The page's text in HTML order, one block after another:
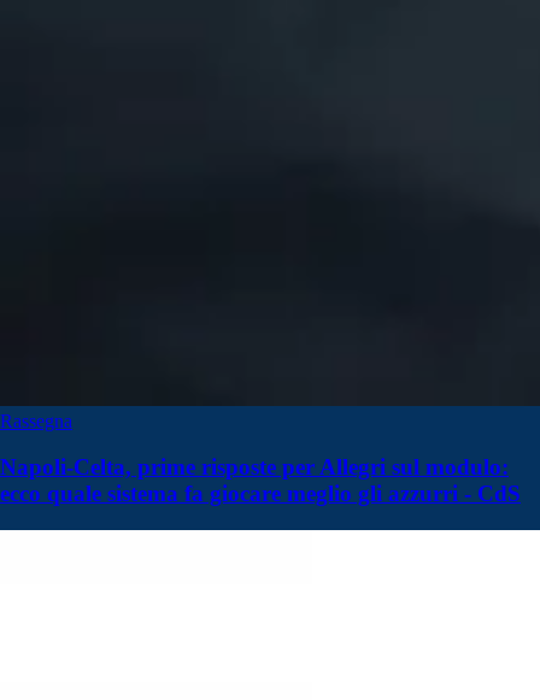
Rassegna
Napoli-Celta, prime risposte per Allegri sul modulo:
ecco quale sistema fa giocare meglio gli azzurri - CdS